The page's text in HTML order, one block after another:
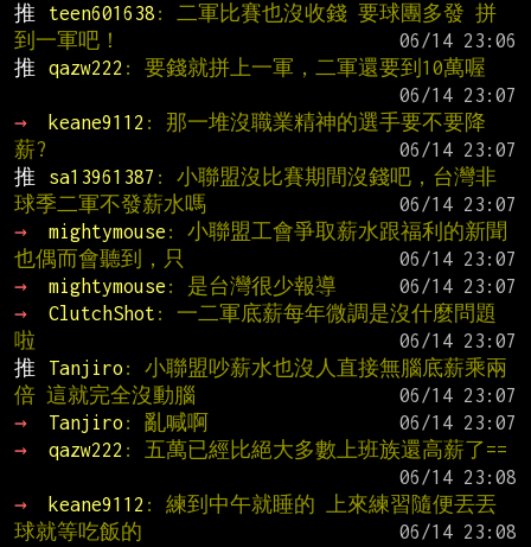
推
teen601638 : 二軍比賽也沒收錢 要球團多發 拼
到一軍吧！
推
qazw222 : 要錢就拼上一軍，二軍還要到10萬喔
→
keane9112 : 那一堆沒職業精神的選手要不要降
薪?
推
sa13961387 : 小聯盟沒比賽期間沒錢吧，台灣非
球季二軍不發薪水嗎
→
mightymouse : 小聯盟工會爭取薪水跟福利的新聞
也偶而會聽到，只
→
mightymouse : 是台灣很少報導
→
ClutchShot : 一二軍底薪每年微調是沒什麼問題
啦
推
Tanjiro : 小聯盟吵薪水也沒人直接無腦底薪乘兩
倍 這就完全沒動腦
→
Tanjiro : 亂喊啊
→
qazw222 : 五萬已經比絕大多數上班族還高薪了==
→
keane9112 : 練到中午就睡的 上來練習隨便丟丟
球就等吃飯的